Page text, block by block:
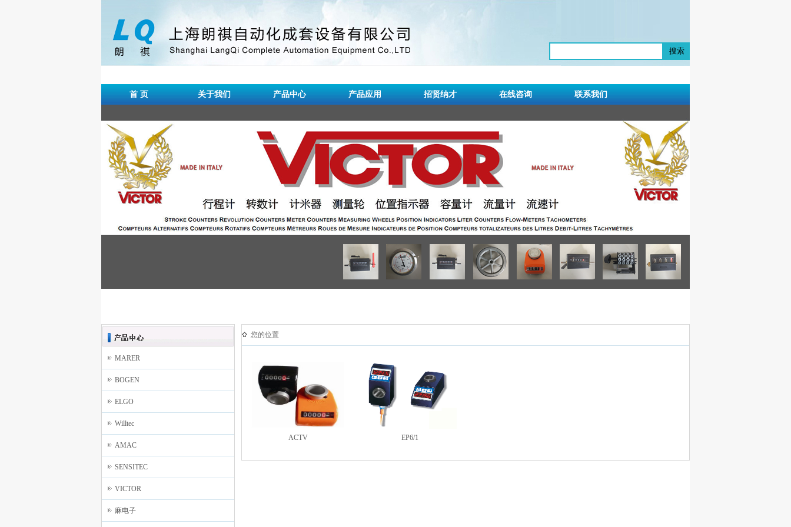
搜索
首 页 关于我们 产品中心 产品应用 招贤纳才 在线咨询 联系我们
MARER
BOGEN
ELGO
Willtec
AMAC
SENSITEC
VICTOR
麻电子
您的位置
ACTV EP6/1